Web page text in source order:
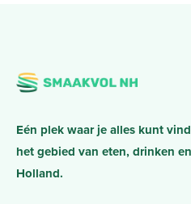
Eén plek waar je alles kunt
het gebied van eten, drinken
Holland.